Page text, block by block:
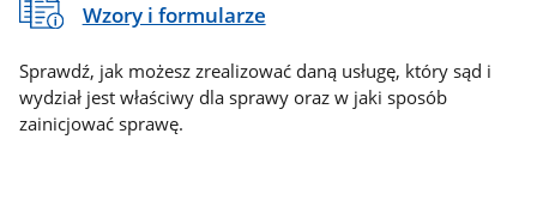
Wzory i formularze
Sprawdź, jak możesz zrealizować daną usługę, który sąd i
wydział jest właściwy dla sprawy oraz w jaki sposób
zainicjować sprawę.